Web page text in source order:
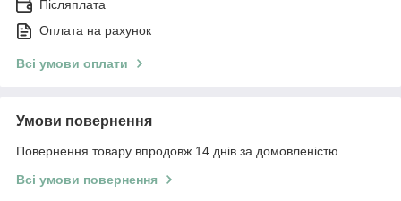
Післяплата
Оплата на рахунок
Всі умови оплати
Умови повернення
Повернення товару впродовж 14 днів за домовленістю
Всі умови повернення